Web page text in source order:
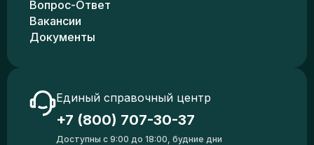
Вопрос-Ответ
Вакансии
Документы
Единый справочный центр
+7 (800) 707-30-37
Доступны с 9:00 до 18:00, будние дни